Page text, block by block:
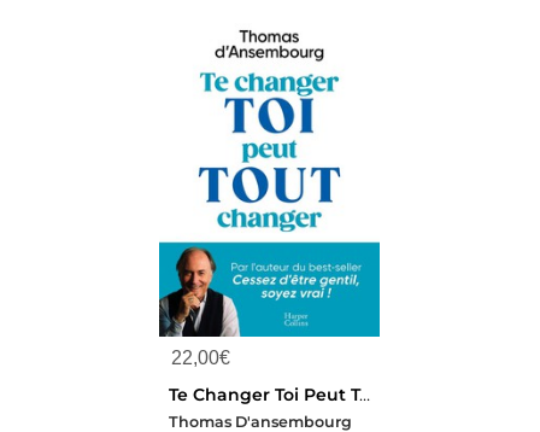
22,00€
Te Changer Toi Peut Tout Changer : Ces 5 Pieges Invisibles Qui Vous Bloquent
Thomas D'ansembourg